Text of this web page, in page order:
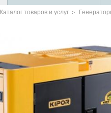
Каталог товаров и услуг